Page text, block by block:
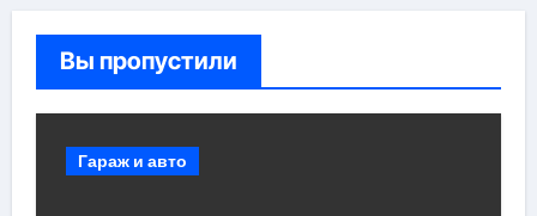
Вы пропустили
Гараж и авто